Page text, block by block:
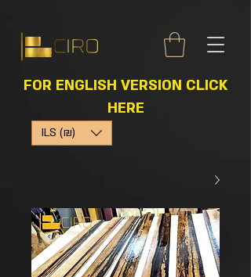
FOR ENGLISH VERSION CLICK
HERE
ILS (₪)